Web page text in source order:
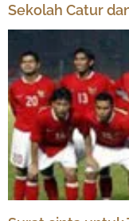
Sekolah Catur